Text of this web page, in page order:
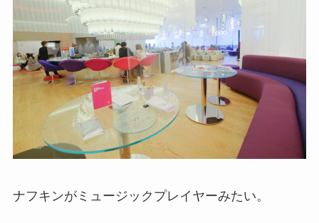
ナフキンがミュージックプレイヤーみたい。